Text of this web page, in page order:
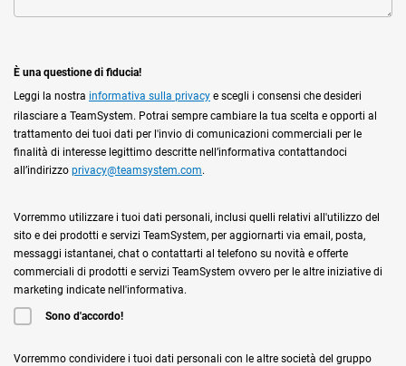
È una questione di fiducia!
Leggi la nostra informativa sulla privacy e scegli i consensi che desideri
rilasciare a TeamSystem. Potrai sempre cambiare la tua scelta e opporti al
trattamento dei tuoi dati per l'invio di comunicazioni commerciali per le
finalità di interesse legittimo descritte nell’informativa contattandoci
all’indirizzo privacy@teamsystem.com.
Vorremmo utilizzare i tuoi dati personali, inclusi quelli relativi all'utilizzo del
sito e dei prodotti e servizi TeamSystem, per aggiornarti via email, posta,
messaggi istantanei, chat o contattarti al telefono su novità e offerte
commerciali di prodotti e servizi TeamSystem ovvero per le altre iniziative di
marketing indicate nell'informativa.
Sono d'accordo!
Vorremmo condividere i tuoi dati personali con le altre società del gruppo